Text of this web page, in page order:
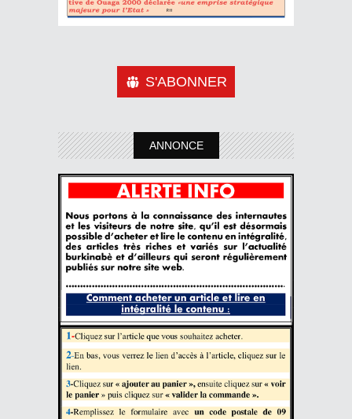
S'ABONNER
ANNONCE